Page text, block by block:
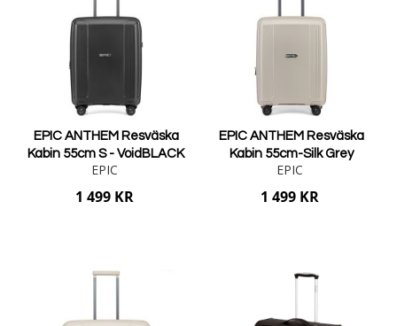
EPIC ANTHEM Resväska
Kabin 55cm S - VoidBLACK
EPIC
1 499 KR
EPIC ANTHEM Resväska
Kabin 55cm-Silk Grey
EPIC
1 499 KR